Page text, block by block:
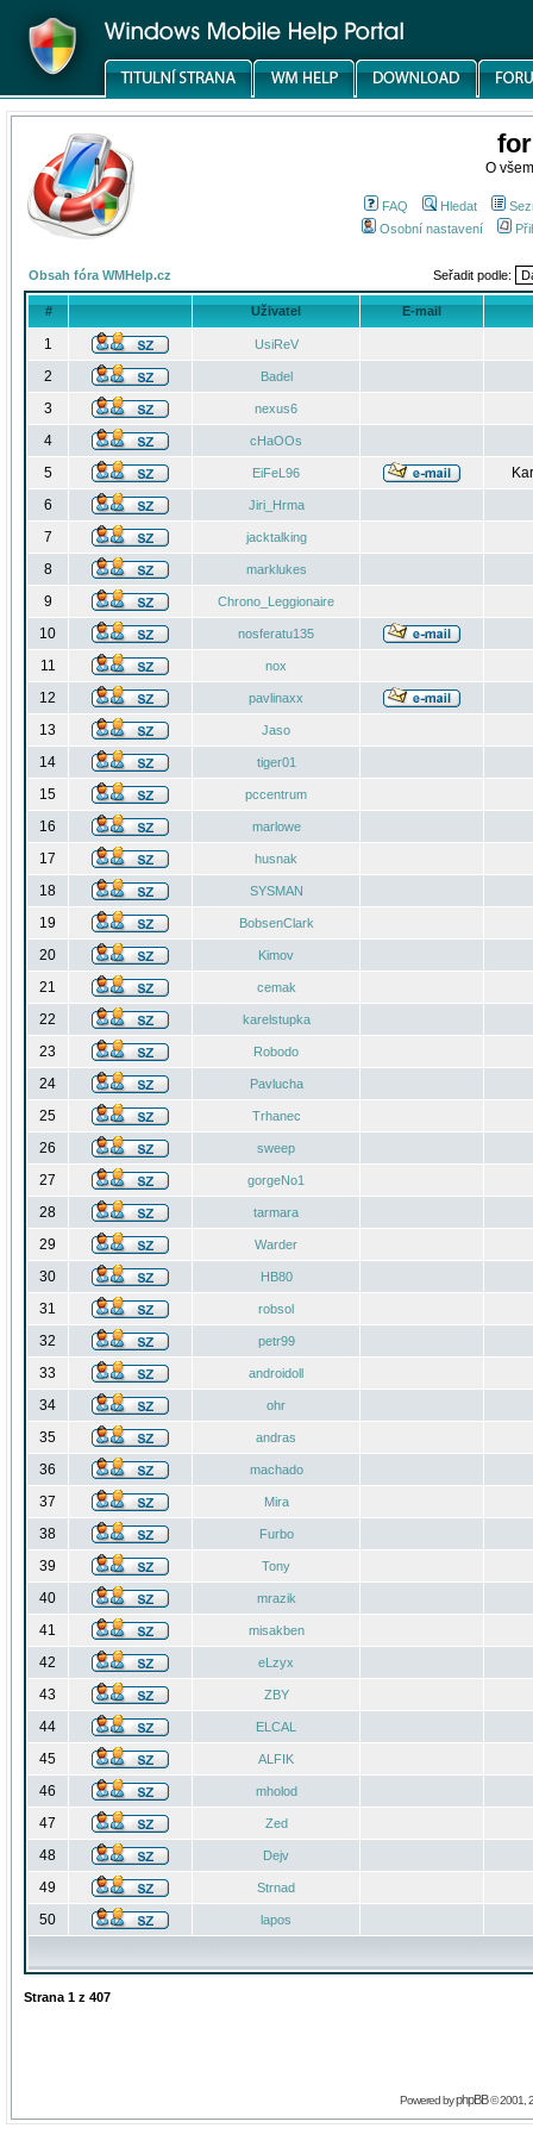
O
FAQ Hledat
Osobní nastavení
Obsah fóra WMHelp.cz Seřadit podle:
# Uživatel E-mail
1 UsiReV
2 Badel
3 nexus6
4 cHaOOs
5 EiFeL96
6
Jiri_Hrma
7 jacktalking
8 marklukes
9 Chrono_Leggionaire
10 nosferatu135
11 nox
12 pavlinaxx
13 Jaso
14 tiger01
15 pccentrum
16 marlowe
17 husnak
18 SYSMAN
19 BobsenClark
20 Kimov
21 cemak
22 karelstupka
23 Robodo
24 Pavlucha
25 Trhanec
26 sweep
27 gorgeNo1
28 tarmara
29 Warder
30 HB80
31 robsol
32 petr99
33 androidoll
34 ohr
35 andras
36 machado
37 Mira
38 Furbo
39 Tony
40 mrazik
41 misakben
42 eLzyx
43 ZBY
44 ELCAL
45 ALFIK
46 mholod
47 Zed
48 Dejv
49 Strnad
50 lapos
Strana 1 z 407
Powered byphpBB© 2001,